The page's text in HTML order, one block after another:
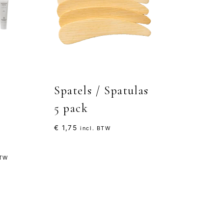
Spatels / Spatulas
5 pack
€ 1,75 incl. BTW